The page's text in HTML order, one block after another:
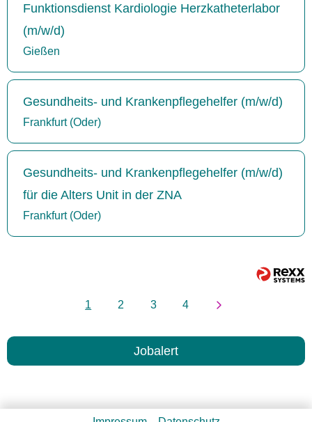
Funktionsdienst Kardiologie Herzkatheterlabor
(m/w/d)
Gießen
Gesundheits- und Krankenpflegehelfer (m/w/d)
Frankfurt (Oder)
Gesundheits- und Krankenpflegehelfer (m/w/d)
für die Alters Unit in der ZNA
Frankfurt (Oder)
1 2 3 4
Jobalert